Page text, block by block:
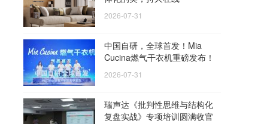
2026-07-31
中国自研，全球首发！Mia
Cucina燃气干衣机重磅发布！
2026-07-31
瑞声达《批判性思维与结构化
复盘实战》专项培训圆满收官